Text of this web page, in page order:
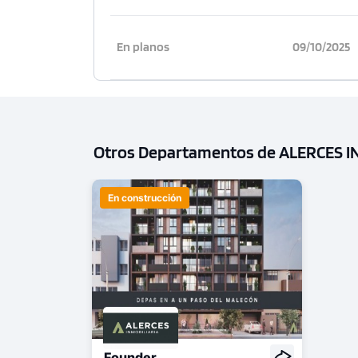
En planos 09/10/2025
Otros Departamentos de ALERCES
En construcción